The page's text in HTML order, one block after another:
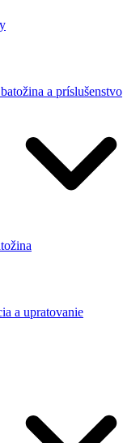
a príslušenstvo
a upratovanie